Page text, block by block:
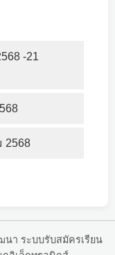
-21
2568
นา ระบบรับสมัครเรียน